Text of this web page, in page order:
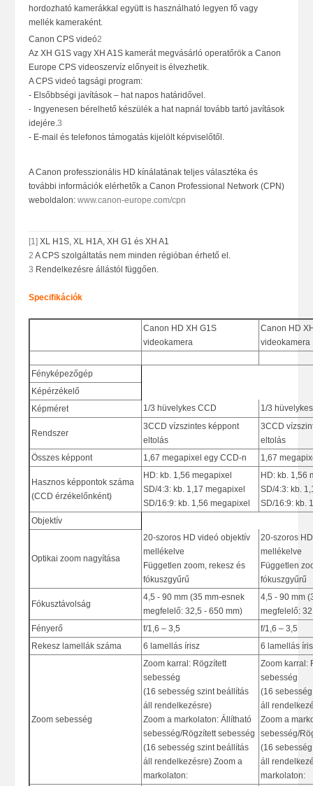
hordozható kamerákkal együtt is használható legyen fő vagy
mellék kameraként.
Canon CPS videó2
Az XH G1S vagy XH A1S kamerát megvásárló operatőrök a Canon
Europe CPS videoszervíz előnyeit is élvezhetik.
A CPS videó tagsági program:
- Elsőbbségi javítások – hat napos határidővel.
- Ingyenesen bérelhető készülék a hat napnál tovább tartó javítások
idejére.3
- E-mail és telefonos támogatás kijelölt képviselőtől.
A Canon professzionális HD kínálatának teljes választéka és
további információk elérhetők a Canon Professional Network (CPN)
weboldalon: www.canon-europe.com/cpn
[1] XL H1S, XL H1A, XH G1 és XH A1
2 A CPS szolgáltatás nem minden régióban érhető el.
3 Rendelkezésre állástól függően.
Specifikációk
Canon HD XH G1S
videokamera
Canon HD
videokamera
Fényképezőgép
Képérzékelő
Képméret
1/3 hüvelykes CCD 1/3
Rendszer
3CCD vízszintes képpont
eltolás
3CCD
eltolás
Összes képpont
1,67 megapixel egy CCD-n 1,67
Hasznos képpontok száma
(CCD érzékelőnként)
HD: kb. 1,56 megapixel
SD/4:3: kb. 1,17 megapixel
SD/16:9: kb. 1,56 megapixel
HD: kb. 1,56
SD/4:3: kb.
SD/16:9: kb.
Objektív
Optikai zoom nagyítása
20-szoros HD videó objektív
mellékelve
Független zoom, rekesz és
fókuszgyűrű
20-szoros
mellékelve
Független
fókuszgyűrű
Fókusztávolság
4,5 - 90 mm (35 mm-esnek
megfelelő: 32,5 - 650 mm)
4,5 - 90 mm
megfelelő:
Fényerő
f/1,6 – 3,5
f/1,6 – 3,5
Rekesz lamellák száma
6 lamellás írisz 6 lamellás
Zoom sebesség
Zoom karral: Rögzített
sebesség
(16 sebesség szint beállítás
áll rendelkezésre)
Zoom a markolaton: Állítható
sebesség/Rögzített sebesség
(16 sebesség szint beállítás
áll rendelkezésre) Zoom a
markolaton:
Zoom karral:
sebesség
(16
áll
Zoom a
sebesség/
(16
áll
markolaton: